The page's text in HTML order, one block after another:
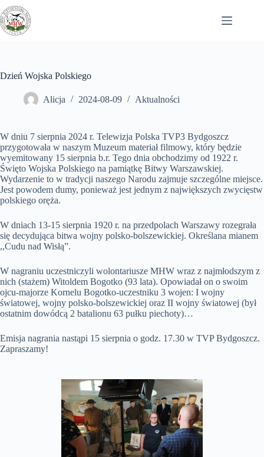
Przejdź
do
treści
Dzień Wojska Polskiego
Alicja 2024-08-09 Aktualności
W dniu 7 sierpnia 2024 r. Telewizja Polska TVP3 Bydgoszcz
przygotowała w naszym Muzeum materiał filmowy, który będzie
wyemitowany 15 sierpnia b.r. Tego dnia obchodzimy od 1922 r.
Święto Wojska Polskiego na pamiątkę Bitwy Warszawskiej.
Wydarzenie to w tradycji naszego Narodu zajmuje szczególne miejsce.
Jest powodem dumy, ponieważ jest jednym z największych zwycięstw
polskiego oręża.
W dniach 13-15 sierpnia 1920 r. na przedpolach Warszawy rozegrała
się decydująca bitwa wojny polsko-bolszewickiej. Określana mianem
,,Cudu nad Wisłą”.
W nagraniu uczestniczyli wolontariusze MHW wraz z najmłodszym z
nich (stażem) Witoldem Bogotko (93 lata). Opowiadał on o swoim
ojcu-majorze Kornelu Bogotko-uczestniku 3 wojen: I wojny
światowej, wojny polsko-bolszewickiej oraz II wojny światowej (był
ostatnim dowódcą 2 batalionu 63 pułku piechoty)…
Emisja nagrania nastąpi 15 sierpnia o godz. 17.30 w TVP Bydgoszcz.
Zapraszamy!